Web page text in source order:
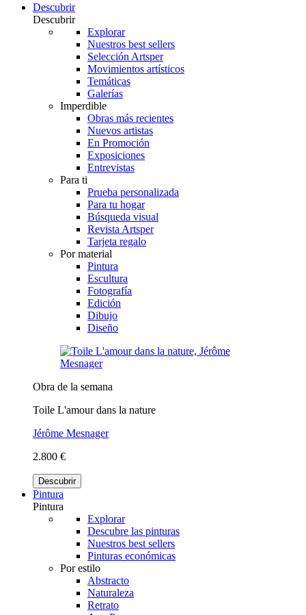
Descubrir
Descubrir
Explorar
Nuestros best sellers
Selección Artsper
Movimientos artísticos
Temáticas
Galerías
Imperdible
Obras más recientes
Nuevos artistas
En Promoción
Exposiciones
Entrevistas
Para ti
Prueba personalizada
Para tu hogar
Búsqueda visual
Revista Artsper
Tarjeta regalo
Por material
Pintura
Escultura
Fotografía
Edición
Dibujo
Diseño
Obra de la semana
Toile L'amour dans la nature
Jérôme Mesnager
2.800 €
Descubrir
Pintura
Pintura
Explorar
Descubre las pinturas
Nuestros best sellers
Pinturas económicas
Por estilo
Abstracto
Naturaleza
Retrato